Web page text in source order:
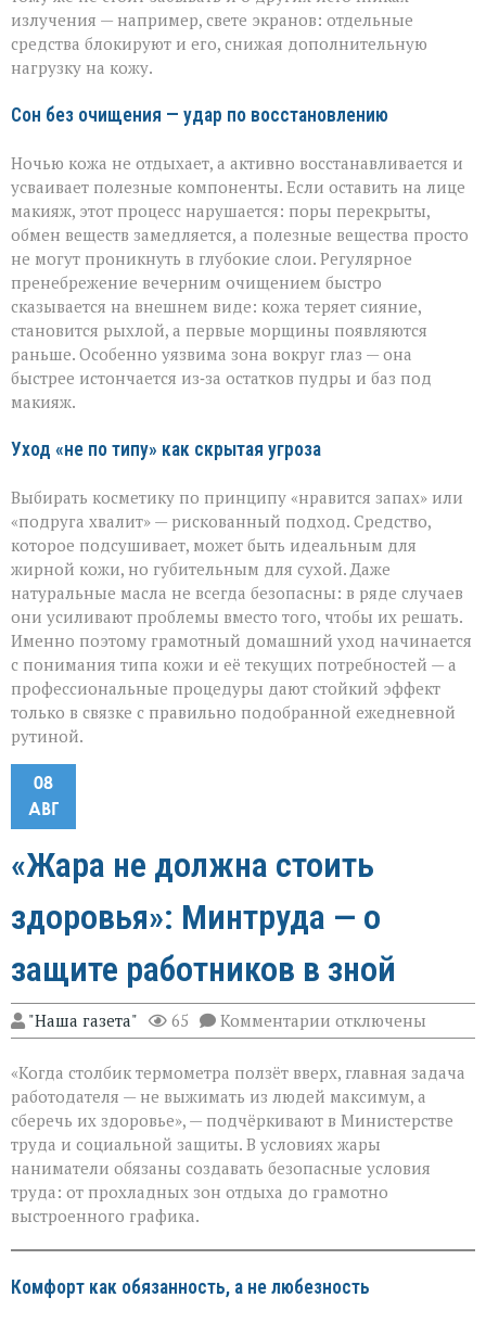
излучения — например, свете экранов: отдельные
средства блокируют и его, снижая дополнительную
нагрузку на кожу.
Сон без очищения — удар по восстановлению
Ночью кожа не отдыхает, а активно восстанавливается и
усваивает полезные компоненты. Если оставить на лице
макияж, этот процесс нарушается: поры перекрыты,
обмен веществ замедляется, а полезные вещества просто
не могут проникнуть в глубокие слои. Регулярное
пренебрежение вечерним очищением быстро
сказывается на внешнем виде: кожа теряет сияние,
становится рыхлой, а первые морщины появляются
раньше. Особенно уязвима зона вокруг глаз — она
быстрее истончается из‑за остатков пудры и баз под
макияж.
Уход «не по типу» как скрытая угроза
Выбирать косметику по принципу «нравится запах» или
«подруга хвалит» — рискованный подход. Средство,
которое подсушивает, может быть идеальным для
жирной кожи, но губительным для сухой. Даже
натуральные масла не всегда безопасны: в ряде случаев
они усиливают проблемы вместо того, чтобы их решать.
Именно поэтому грамотный домашний уход начинается
с понимания типа кожи и её текущих потребностей — а
профессиональные процедуры дают стойкий эффект
только в связке с правильно подобранной ежедневной
рутиной.
08
АВГ
«Жара не должна стоить
здоровья»: Минтруда — о
защите работников в зной
"Наша газета" 65 Комментарии к
записи
не
должна
стоить
здоровья»:
Минтруда — о
защите
работников
в
отключены
«Когда столбик термометра ползёт вверх, главная задача
работодателя — не выжимать из людей максимум, а
сберечь их здоровье», — подчёркивают в Министерстве
труда и социальной защиты. В условиях жары
наниматели обязаны создавать безопасные условия
труда: от прохладных зон отдыха до грамотно
выстроенного графика.
Комфорт как обязанность, а не любезность